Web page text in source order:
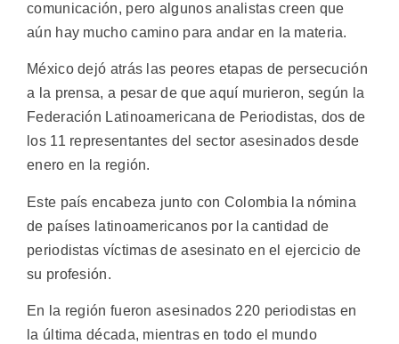
comunicación, pero algunos analistas creen que
aún hay mucho camino para andar en la materia.
México dejó atrás las peores etapas de persecución
a la prensa, a pesar de que aquí murieron, según la
Federación Latinoamericana de Periodistas, dos de
los 11 representantes del sector asesinados desde
enero en la región.
Este país encabeza junto con Colombia la nómina
de países latinoamericanos por la cantidad de
periodistas víctimas de asesinato en el ejercicio de
su profesión.
En la región fueron asesinados 220 periodistas en
la última década, mientras en todo el mundo